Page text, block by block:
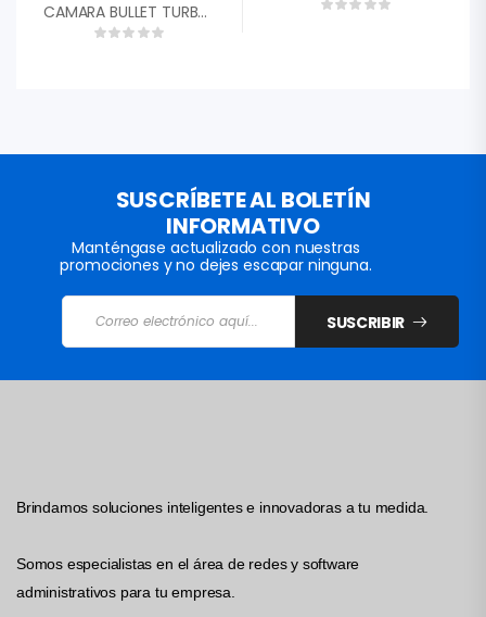
CAMARA BULLET TURBO HD HIKVISION 4EN1 720P 1MP 2.8MM 24 LED IR 20M IP66 2.8MM IP66 DS-2CE16C0T-IRPF
SUSCRÍBETE AL BOLETÍN
INFORMATIVO
Manténgase actualizado con nuestras
promociones y no dejes escapar ninguna.
SUSCRIBIR
Brindamos soluciones inteligentes e innovadoras a tu medida.
Somos especialistas en el área de redes y software
administrativos para tu empresa.